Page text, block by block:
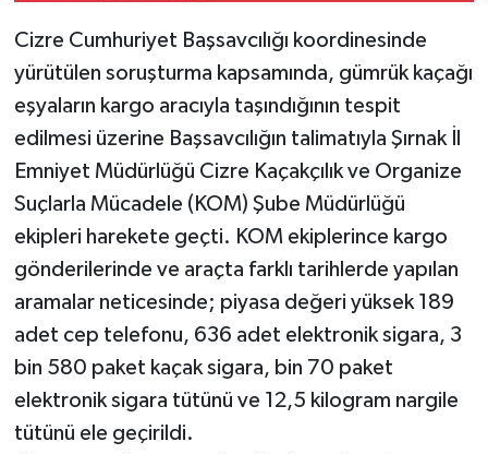
Cizre Cumhuriyet Başsavcılığı koordinesinde
yürütülen soruşturma kapsamında, gümrük kaçağı
eşyaların kargo aracıyla taşındığının tespit
edilmesi üzerine Başsavcılığın talimatıyla Şırnak İl
Emniyet Müdürlüğü Cizre Kaçakçılık ve Organize
Suçlarla Mücadele (KOM) Şube Müdürlüğü
ekipleri harekete geçti. KOM ekiplerince kargo
gönderilerinde ve araçta farklı tarihlerde yapılan
aramalar neticesinde; piyasa değeri yüksek 189
adet cep telefonu, 636 adet elektronik sigara, 3
bin 580 paket kaçak sigara, bin 70 paket
elektronik sigara tütünü ve 12,5 kilogram nargile
tütünü ele geçirildi.